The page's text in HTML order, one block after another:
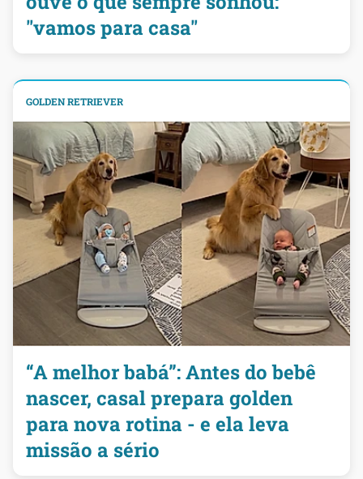
"vamos para casa"
GOLDEN RETRIEVER
“A melhor babá”: Antes do bebê
nascer, casal prepara golden
para nova rotina - e ela leva
missão a sério